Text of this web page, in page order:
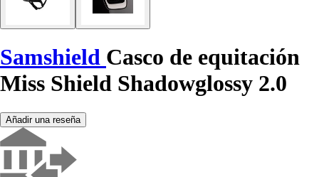
Samshield Casco de equitación
Miss Shield Shadowglossy 2.0
Añadir una reseña